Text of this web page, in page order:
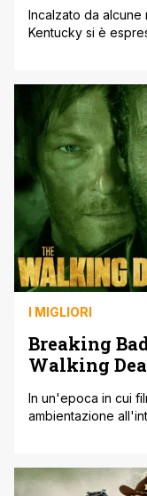
Incalzato da alcune
Kentucky si è
ghiotta. Perciò
abbiamo sfruttato
quali Kirkman ha
I MIGLIORI
Breaking
Walking
In un'epoca in cui
ambientazione
serie televisive e
analizzando con